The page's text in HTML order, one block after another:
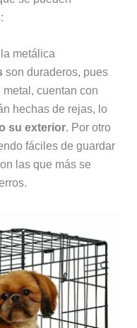
metálica
son duraderos, pues
cuentan con
hechas de rejas, lo
su exterior. Por otro
fáciles de guardar
las que más se